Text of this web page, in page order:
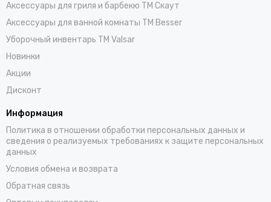
Аксессуары для гриля и барбекю TM Скаут
Аксессуары для ванной комнаты TM Besser
Уборочный инвентарь TM Valsar
Новинки
Акции
Дисконт
Информация
Политика в отношении обработки персональных данных и
сведения о реализуемых требованиях к защите персональных
данных
Условия обмена и возврата
Обратная связь